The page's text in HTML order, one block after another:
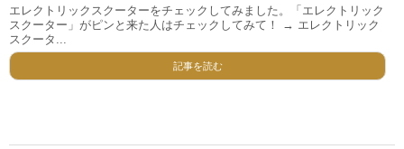
エレクトリックスクーターをチェックしてみました。「エレクトリック
スクーター」がピンと来た人はチェックしてみて！ → エレクトリック
スクータ...
記事を読む